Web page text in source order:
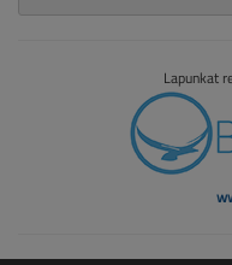
Lapunkat